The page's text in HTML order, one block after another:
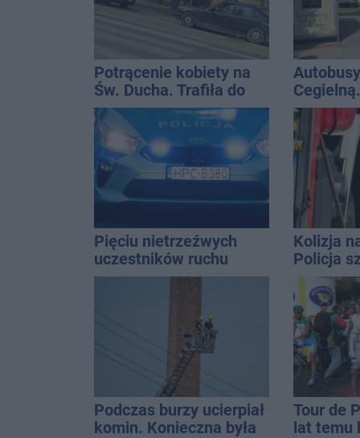
Potrącenie kobiety na
Św. Ducha. Trafiła do
szpitala
remontu
Pięciu nietrzeźwych
uczestników ruchu
wpadło w ręce policji.
Kolizja
Policja
Golfa
Podczas burzy ucierpiał
komin. Konieczna była
Tour de
lat temu